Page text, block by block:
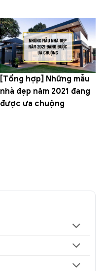
[Tổng hợp] Những mẫu
nhà đẹp năm 2021 đang
được ưa chuộng